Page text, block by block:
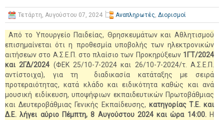
Τετάρτη, Αυγούστου 07, 2024 Αναπληρωτές, Διορισμοί
Από το Υπουργείο Παιδείας, Θρησκευμάτων και Αθλητισμού
επισημαίνεται ότι η προθεσμία υποβολής των ηλεκτρονικών
αιτήσεων στο Α.Σ.Ε.Π. στο πλαίσιο των Προκηρύξεων 1ΓΤ/2024
και 2ΓΔ/2024 (ΦΕΚ 25/10-7-2024 και 26/10-7-2024/τ. Α.Σ.Ε.Π.
αντίστοιχα), για τη διαδικασία κατάταξης με σειρά
προτεραιότητας, κατά κλάδο και ειδικότητα καθώς και ανά
μουσική ειδίκευση, υποψήφιων εκπαιδευτικών Πρωτοβάθμιας
και Δευτεροβάθμιας Γενικής Εκπαίδευσης, κατηγορίας Τ.Ε. και
Δ.Ε. λήγει αύριο Πέμπτη, 8 Αυγούστου 2024 και ώρα 14:00. Η